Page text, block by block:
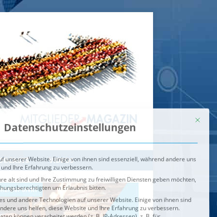
VIDEOS
unserer Website. Einige von ihnen sind essenziell, während andere uns
Ihre Erfahrung zu verbessern.
alt sind und Ihre Zustimmung zu freiwilligen Diensten geben möchten,
um Erlaubnis bitten.
und andere Technologien auf unserer Website. Einige von ihnen sind
uns helfen, diese Website und Ihre Erfahrung zu verbessern.
können verarbeitet werden (z. B. IP-Adressen), z. B. für
und Inhalte oder Anzeigen- und Inhaltsmessung.
Verwendung Ihrer Daten finden Sie in unsererDatenschutzerklärung
Service-Gruppen, für die eine Einwilligung erteilt werden
Externe Medien
Speichern
Alle akzeptieren